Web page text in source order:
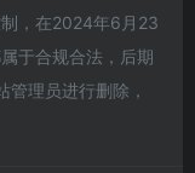
，在2024年6月23
于合规合法，后期
理员进行删除，